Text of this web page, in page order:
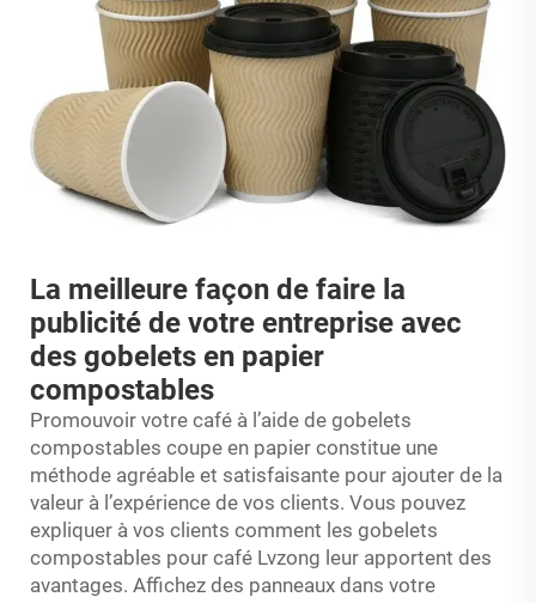
La meilleure façon de faire la
publicité de votre entreprise avec
des gobelets en papier
compostables
Promouvoir votre café à l’aide de gobelets
compostables coupe en papier constitue une
méthode agréable et satisfaisante pour ajouter de la
valeur à l’expérience de vos clients. Vous pouvez
expliquer à vos clients comment les gobelets
compostables pour café Lvzong leur apportent des
avantages. Affichez des panneaux dans votre